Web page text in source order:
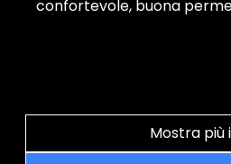
confortevole, buona
Mostra più